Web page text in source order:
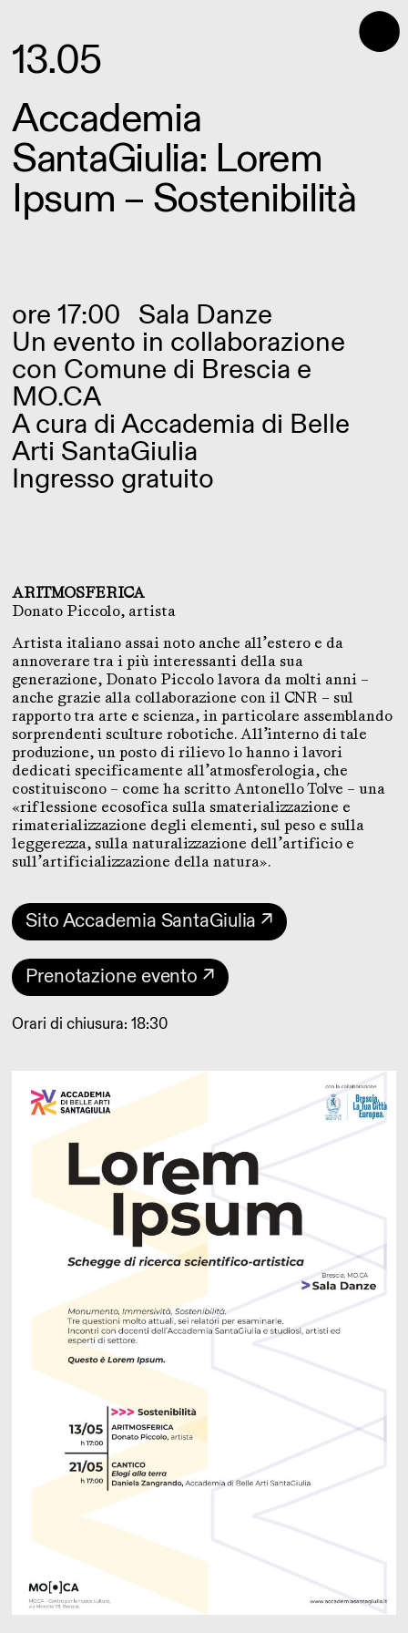
⬤
13.05
Accademia
SantaGiulia: Lorem
Ipsum – Sostenibilità
ore 17:00 Sala Danze
Un evento in collaborazione
con Comune di Brescia e
MO.CA
A cura di Accademia di Belle
Arti SantaGiulia
Ingresso gratuito
ARITMOSFERICA
Donato Piccolo, artista
Artista italiano assai noto anche all’estero e da
annoverare tra i più interessanti della sua
generazione, Donato Piccolo lavora da molti anni –
anche grazie alla collaborazione con il CNR – sul
rapporto tra arte e scienza, in particolare assemblando
sorprendenti sculture robotiche. All’interno di tale
produzione, un posto di rilievo lo hanno i lavori
dedicati specificamente all’atmosferologia, che
costituiscono – come ha scritto Antonello Tolve – una
«riflessione ecosofica sulla smaterializzazione e
rimaterializzazione degli elementi, sul peso e sulla
leggerezza, sulla naturalizzazione dell’artificio e
sull’artificializzazione della natura».
Sito Accademia SantaGiulia ↗
Prenotazione evento ↗
Orari di chiusura: 18:30